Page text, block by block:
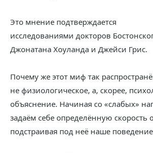
Это мнение подтверждается
исследованиями докторов
Джонатана Хоуланда и Джейси Грис.
Почему же этот миф так
не физиологическое, а, скорее,
объяснение. Начиная со «слабых»
задаём себе определённую скорость
подстраивая под неё наше